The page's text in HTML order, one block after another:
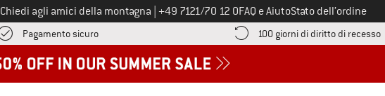
Chiedi agli amici della montagna Chiamaci al numero
+49 7121/70 12 0FAQ e AiutoStato dell’ordine
Pagamento sicuroQui trovi le informazioni di pagamento! Si apre in una casella
100 giorni di diritto di recesso